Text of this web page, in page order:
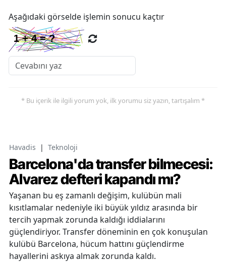
Aşağıdaki görselde işlemin sonucu kaçtır
* Bu içerik ile ilgili yorum yok, ilk yorumu siz yazın, tartışalım *
Havadis | Teknoloji
Barcelona'da transfer bilmecesi:
Alvarez defteri kapandı mı?
Yaşanan bu eş zamanlı değişim, kulübün mali
kısıtlamalar nedeniyle iki büyük yıldız arasında bir
tercih yapmak zorunda kaldığı iddialarını
güçlendiriyor. Transfer döneminin en çok konuşulan
kulübü Barcelona, hücum hattını güçlendirme
hayallerini askıya almak zorunda kaldı.